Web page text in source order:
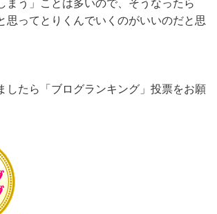
まう」ことは多いので、そうなったら
思ってとりくんでいくのがいいのだと思
したら「ブログランキング」投票をお願